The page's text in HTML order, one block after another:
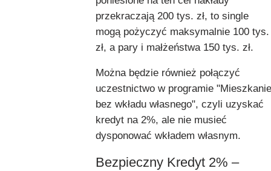
przekraczają 200 tys. zł, to single
mogą pożyczyć maksymalnie 100 tys.
zł, a pary i małżeństwa 150 tys. zł.
Można będzie również połączyć
uczestnictwo w programie "Mieszkanie
bez wkładu własnego", czyli uzyskać
kredyt na 2%, ale nie musieć
dysponować wkładem własnym.
Bezpieczny Kredyt 2% –